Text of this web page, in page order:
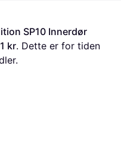
SP10 Innerdør
kr. Dette er for tiden